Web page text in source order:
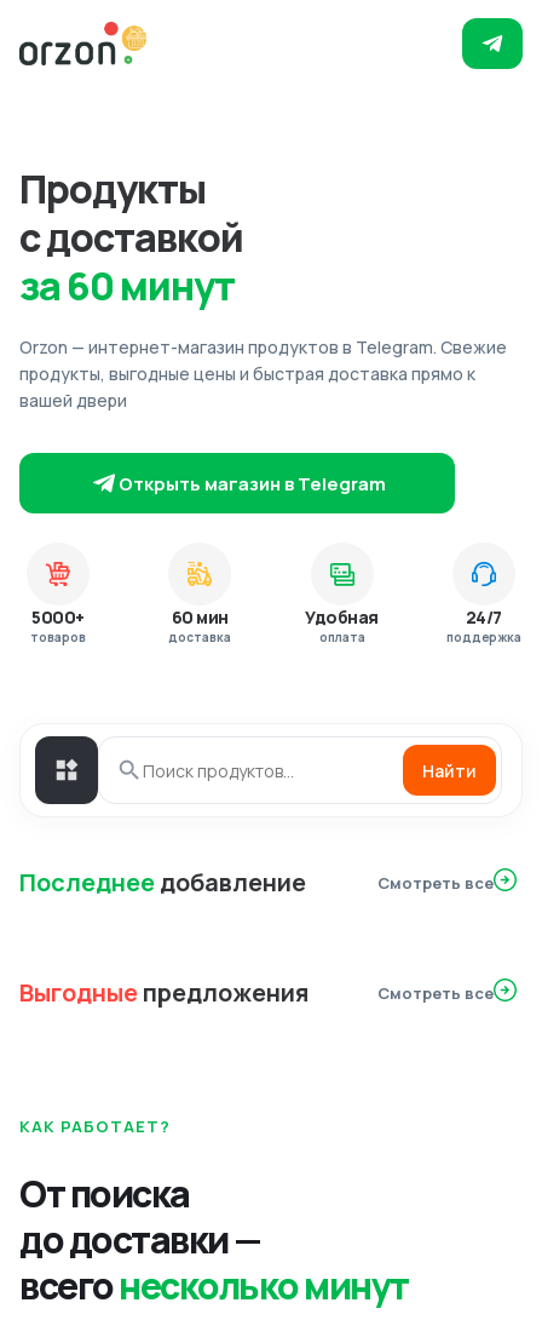
Продукты
с доставкой
за 60 минут
Orzon — интернет-магазин продуктов в Telegram. Свежие
продукты, выгодные цены и быстрая доставка прямо к
вашей двери
Открыть магазин в Telegram
5000+
товаров
60 мин
доставка
Удобная
оплата
24/7
поддержка
Найти
Последнеедобавление Смотреть все
Выгодныепредложения Смотреть все
КАК РАБОТАЕТ?
От поиска
до доставки —
всегонесколько минут